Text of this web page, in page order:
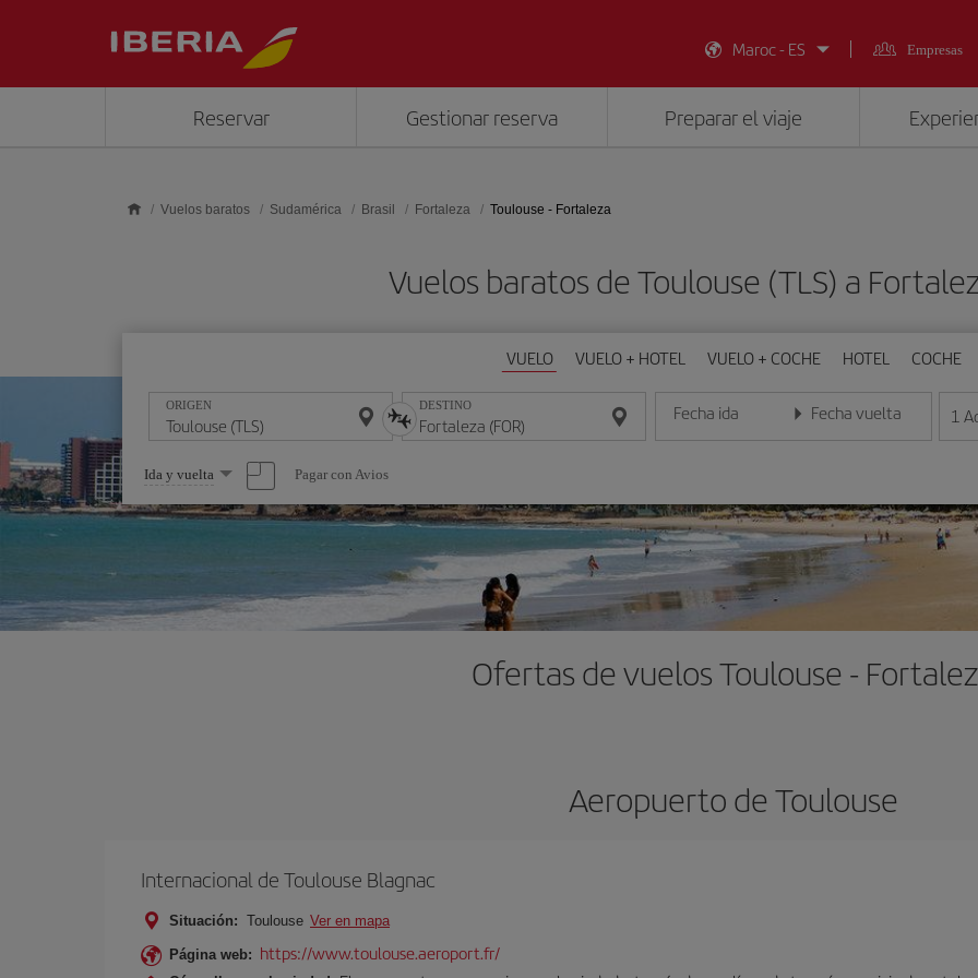
Maroc - ES
Empresas
Reservar Gestionar reserva Preparar el viaje
Vuelos baratos Sudamérica Brasil Fortaleza Toulouse - Fortaleza
Vuelos baratos de Toulouse (TLS) a
VUELO VUELO + HOTEL VUELO + COCHE HOTEL COCHE
ORIGEN DESTINO Fecha ida
Introduce la fecha en formato día/mes/año
Fecha vuelta
Introduce la fecha en 1
Seleccione
una
opción
Ida y vuelta Pagar con Avios
Ofertas de vuelos Toulouse -
Aeropuerto de Toulouse
Internacional de Toulouse Blagnac
Situación: Toulouse Ver en mapa
Página web: https://www.toulouse.aeroport.fr/